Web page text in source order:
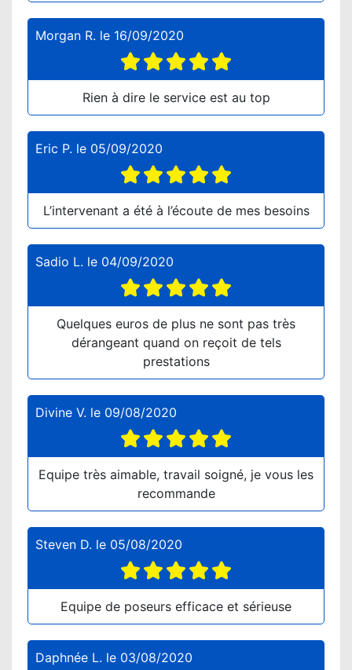
Morgan R. le 16/09/2020
Rien à dire le service est au top
Eric P. le 05/09/2020
L’intervenant a été à l’écoute de mes besoins
Sadio L. le 04/09/2020
Quelques euros de plus ne sont pas très
dérangeant quand on reçoit de tels
prestations
Divine V. le 09/08/2020
Equipe très aimable, travail soigné, je vous les
recommande
Steven D. le 05/08/2020
Equipe de poseurs efficace et sérieuse
Daphnée L. le 03/08/2020